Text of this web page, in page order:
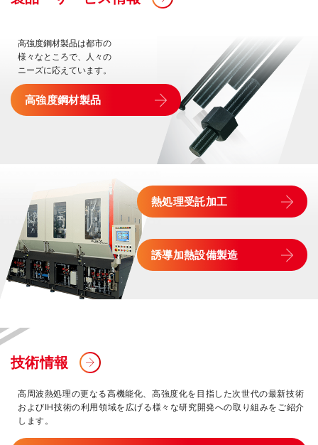
高強度鋼材製品は都市の
様々なところで、人々の
ニーズに応えています。
高強度鋼材製品
熱処理受託加工
誘導加熱設備製造
技術情報
高周波熱処理の更なる高機能化、高強度化を目指した次世代の最新技術
およびIH技術の利用領域を広げる様々な研究開発への取り組みをご紹介
します。